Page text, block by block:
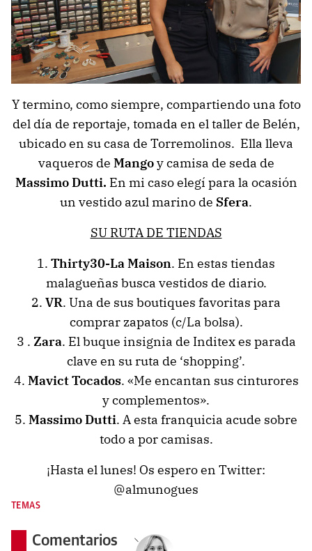
Y termino, como siempre, compartiendo una foto
del día de reportaje, tomada en el taller de Belén,
ubicado en su casa de Torremolinos. Ella lleva
vaqueros de Mangoy camisa de seda de
Massimo Dutti. En mi caso elegí para la ocasión
un vestido azul marino de Sfera.
SU RUTA DE TIENDAS
1. Thirty30-La Maison. En estas tiendas
malagueñas busca vestidos de diario.
2. VR. Una de sus boutiques favoritas para
comprar zapatos (c/La bolsa).
3 . Zara. El buque insignia de Inditex es parada
clave en su ruta de ‘shopping’.
4. Mavict Tocados. «Me encantan sus cinturores
y complementos».
5. Massimo Dutti. A esta franquicia acude sobre
todo a por camisas.
¡Hasta el lunes! Os espero en Twitter:
@almunogues
TEMAS
Comentarios